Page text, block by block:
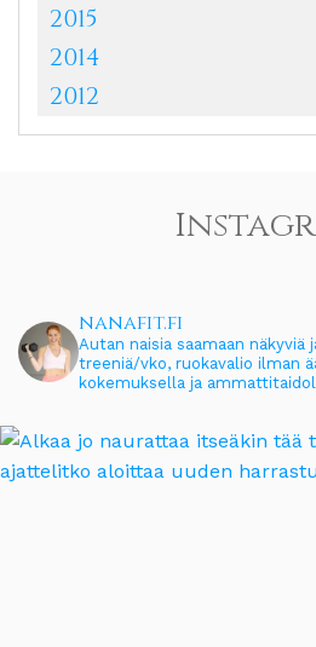
2015
2014
2012
nanafit.fi
Autan naisia saamaan
treeniä/vko, ruokavalio ilman
kokemuksella ja